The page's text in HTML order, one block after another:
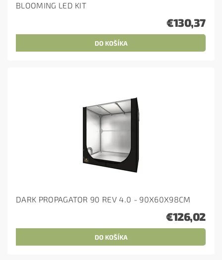
BLOOMING LED KIT
€130,37
DARK PROPAGATOR 90 REV 4.0 - 90X60X98CM
€126,02